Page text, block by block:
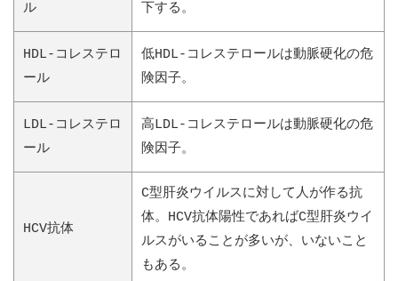
ル
下する。
HDL-コレステロ
ール
低HDL-コレステロールは動脈硬化の危
険因子。
LDL-コレステロ
ール
高LDL-コレステロールは動脈硬化の危
険因子。
HCV抗体
C型肝炎ウイルスに対して人が作る抗
体。HCV抗体陽性であればC型肝炎ウイ
ルスがいることが多いが、いないこと
もある。